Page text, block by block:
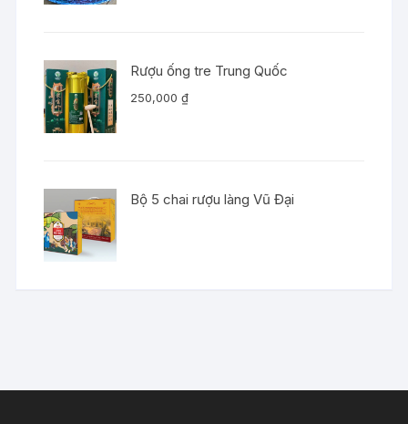
Rượu ống tre Trung Quốc
250,000₫
Bộ 5 chai rượu làng Vũ Đại